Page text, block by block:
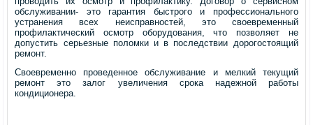
обслуживании- это гарантия быстрого и профессионального
устранения всех неисправностей, это своевременный
профилактический осмотр оборудования, что позволяет не
допустить серьезные поломки и в последствии дорогостоящий
ремонт.
Своевременно проведенное обслуживание и мелкий текущий
ремонт это залог увеличения срока надежной работы
кондиционера.